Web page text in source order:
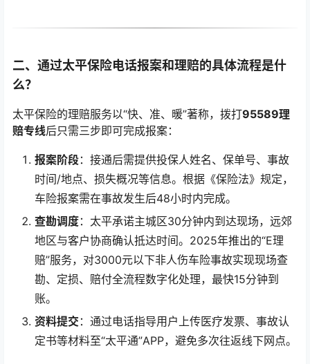
二、通过太平保险电话报案和理赔的具体流程是什
么？
太平保险的理赔服务以“快、准、暖”著称，拨打95589理
赔专线后只需三步即可完成报案：
报案阶段：接通后需提供投保人姓名、保单号、事故
时间/地点、损失概况等信息。根据《保险法》规定，
车险报案需在事故发生后48小时内完成。
查勘调度：太平承诺主城区30分钟内到达现场，远郊
地区与客户协商确认抵达时间。2025年推出的“E理
赔”服务，对3000元以下非人伤车险事故实现现场查
勘、定损、赔付全流程数字化处理，最快15分钟到
账。
资料提交 ：通过电话指导用户上传医疗发票、事故认
定书等材料至“太平通”APP，避免多次往返线下网点。